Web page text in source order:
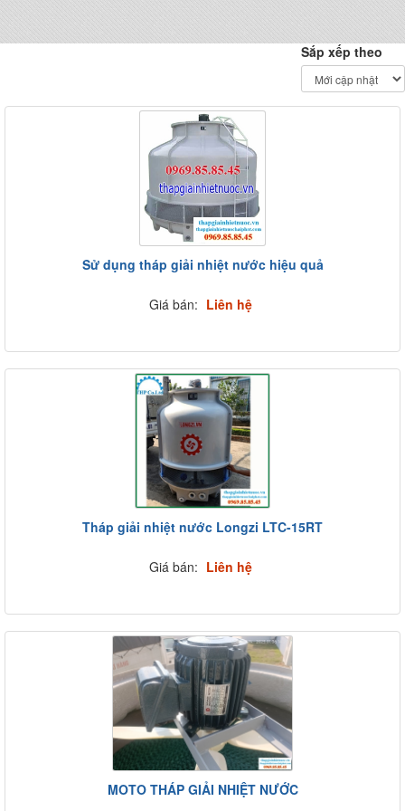
Sắp xếp theo
Sử dụng tháp giải nhiệt nước hiệu quả
Giá bán: Liên hệ
Tháp giải nhiệt nước Longzi LTC-15RT
Giá bán: Liên hệ
MOTO THÁP GIẢI NHIỆT NƯỚC